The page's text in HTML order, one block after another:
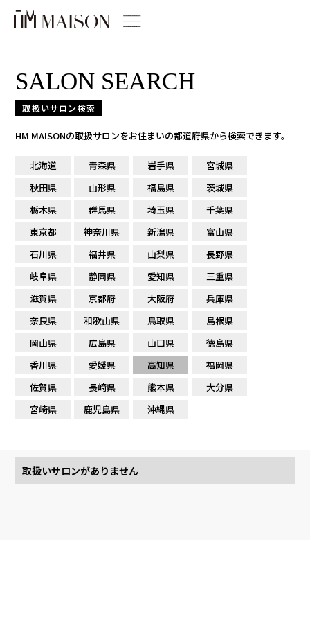
SALON SEARCH
取扱いサロン検索
HM MAISONの取扱サロンをお住まいの都道府県から検索できます。
北海道 青森県 岩手県
宮城県
秋田県
山形県 福島県
茨城県
栃木県
群馬県 埼玉県
千葉県
東京都
神奈川県 新潟県
富山県
石川県
福井県 山梨県
長野県
岐阜県
静岡県 愛知県
三重県
滋賀県
京都府 大阪府
兵庫県
奈良県
和歌山県 鳥取県
島根県
岡山県
広島県 山口県
徳島県
香川県
愛媛県 高知県
福岡県
佐賀県
長崎県 熊本県
大分県
宮崎県
鹿児島県 沖縄県
取扱いサロンがありません